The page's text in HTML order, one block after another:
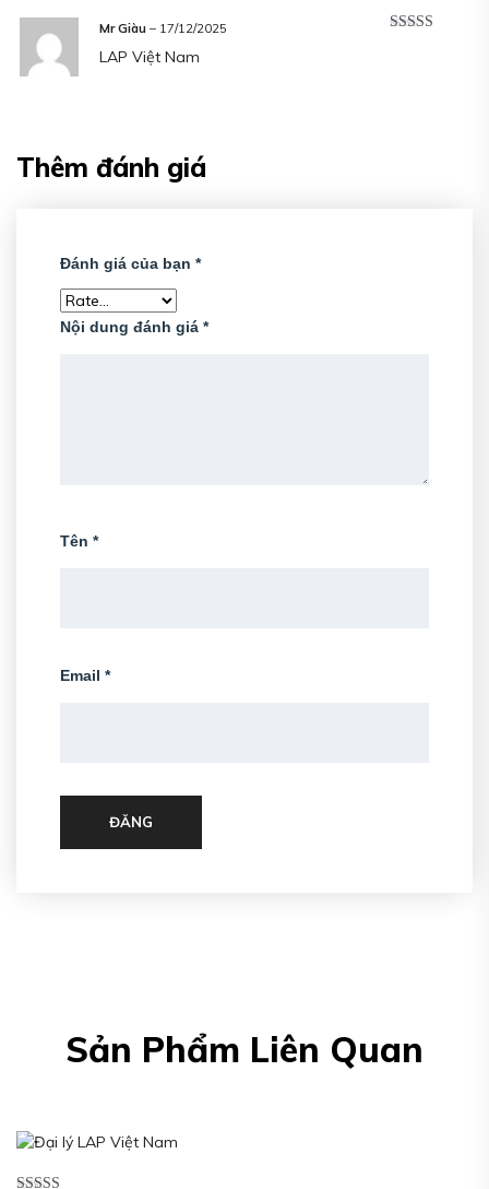
Mr Giàu – 17/12/2025
LAP Việt Nam
Thêm đánh giá
Đánh giá của bạn *
Nội dung đánh giá *
Tên *
Email *
ĐĂNG
Sản Phẩm Liên Quan